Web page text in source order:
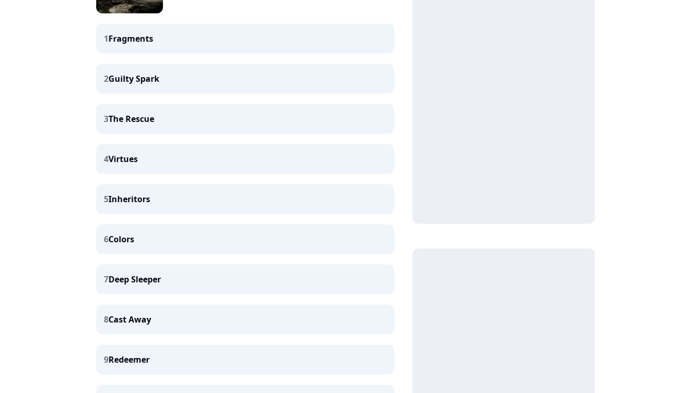
1Fragments
2Guilty Spark
3The Rescue
4Virtues
5Inheritors
6Colors
7Deep Sleeper
8Cast Away
9Redeemer